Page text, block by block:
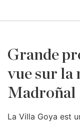
Grande
vue sur la
Madroñal
La Villa Goya est